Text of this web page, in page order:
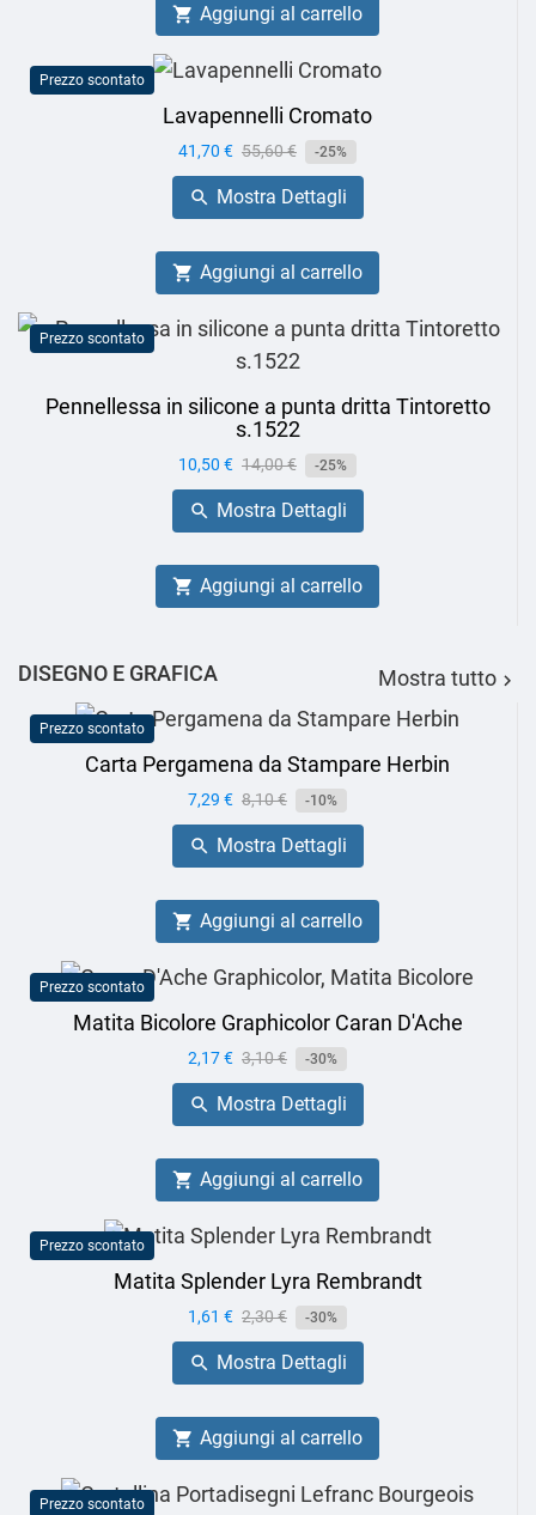
 Aggiungi al carrello
Prezzo scontato
Lavapennelli Cromato
Prezzo
41,70 € Prezzo
base
55,60 € -25%
 Mostra Dettagli
 Aggiungi al carrello
Prezzo scontato
Pennellessa in silicone a punta dritta Tintoretto
s.1522
Prezzo
10,50 € Prezzo
base
14,00 € -25%
 Mostra Dettagli
 Aggiungi al carrello
DISEGNO E GRAFICA Mostra tutto 
Prezzo scontato
Carta Pergamena da Stampare Herbin
Prezzo
7,29 € Prezzo
base
8,10 € -10%
 Mostra Dettagli
 Aggiungi al carrello
Prezzo scontato
Matita Bicolore Graphicolor Caran D'Ache
Prezzo
2,17 € Prezzo
base
3,10 € -30%
 Mostra Dettagli
 Aggiungi al carrello
Prezzo scontato
Matita Splender Lyra Rembrandt
Prezzo
1,61 € Prezzo
base
2,30 € -30%
 Mostra Dettagli
 Aggiungi al carrello
Prezzo scontato